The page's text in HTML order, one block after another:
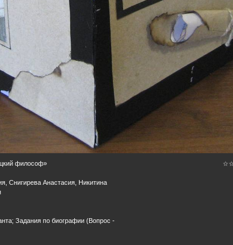
философ»
Снигирева Анастасия, Никитина
Задания по биографии (Вопрос -